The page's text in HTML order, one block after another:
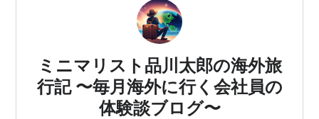
ミニマリスト品川太郎の海外旅
行記 〜毎月海外に行く会社員の
体験談ブログ〜